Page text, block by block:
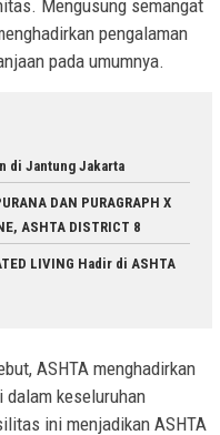
Mengusung semangat
pengalaman
pada umumnya.
di Jantung Jakarta
DAN PURAGRAPH X
ASHTA DISTRICT 8
LIVING Hadir di ASHTA
ASHTA menghadirkan
dalam keseluruhan
ini menjadikan ASHTA